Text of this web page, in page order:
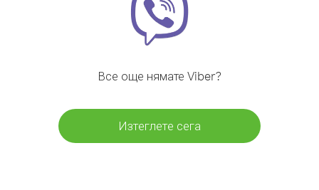
Все още нямате Viber?
Изтеглете сега